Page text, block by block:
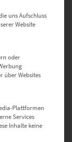
uns Aufschluss
Website
oder
über Websites
Plattformen
Services
Inhalte keine